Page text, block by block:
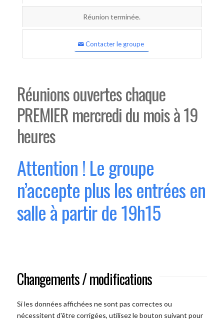
Réunion terminée.
Contacter le groupe
Réunions ouvertes chaque
PREMIER mercredi du mois à 19
heures
Attention ! Le groupe
n’accepte plus les entrées en
salle à partir de 19h15
Changements / modifications
Si les données affichées ne sont pas correctes ou
nécessitent d'être corrigées, utilisez le bouton suivant pour